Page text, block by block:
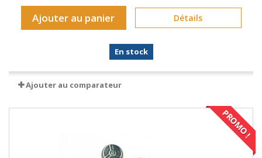
Ajouter au panier Détails
En stock
Ajouter au comparateur
PROMO !